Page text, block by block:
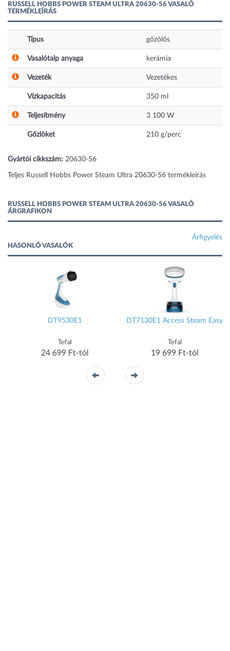
RUSSELL HOBBS POWER STEAM ULTRA 20630-56 VASALÓ
TERMÉKLEÍRÁS
Típus gőzölős
Vasalótalp anyaga kerámia
Vezeték Vezetékes
Vízkapacitás 350 ml
Teljesítmény 3 100 W
Gőzlöket 210 g/perc
Gyártói cikkszám: 20630-56
Teljes Russell Hobbs Power Steam Ultra 20630-56 termékleírás
RUSSELL HOBBS POWER STEAM ULTRA 20630-56 VASALÓ
ÁRGRAFIKON
Árfigyelés
HASONLÓ VASALÓK
DT9530E1
Tefal
24 699 Ft-tól
DT7130E1 Access Steam Easy
Tefal
19 699 Ft-tól